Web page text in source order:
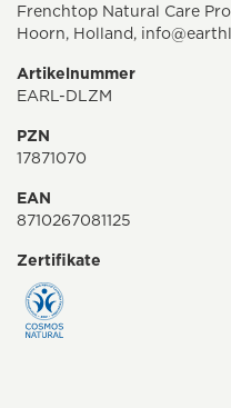
Frenchtop Natural Care
Hoorn, Holland,
Artikelnummer
EARL-DLZM
PZN
17871070
EAN
8710267081125
Zertifikate